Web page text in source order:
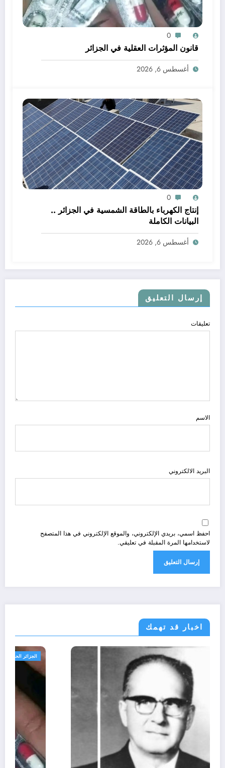
0
قانون المؤثرات العقلية في الجزائر
أغسطس 6, 2026
0
إنتاج الكهرباء بالطاقة الشمسية في الجزائر ..
البيانات الكاملة
أغسطس 6, 2026
إرسال التعليق
تعليقات
الاسم
البريد الالكتروني
احفظ اسمي، بريدي الإلكتروني، والموقع الإلكتروني في هذا المتصفح
لاستخدامها المرة المقبلة في تعليقي.
اخبار قد تهمك